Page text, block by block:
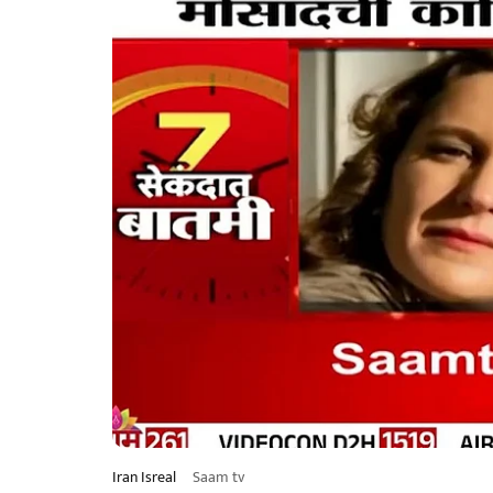
Iran Isreal Saam tv